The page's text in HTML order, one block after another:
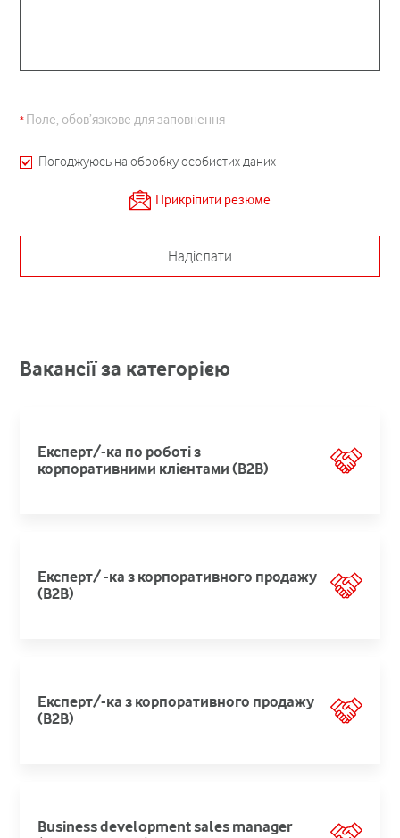
Вакансії за категорією
Експерт/-ка по роботі з
корпоративними клієнтами (В2В)
Експерт/ -ка з корпоративного продажу
(B2B)
Експерт/-ка з корпоративного продажу
(B2B)
Business development sales manager
Поле, обов’язкове для заповнення
Погоджуюсь на обробку особистих даних
Прикріпити резюме
Надіслати